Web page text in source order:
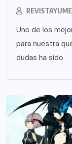
Uno de los
para nuestra
dudas ha sido